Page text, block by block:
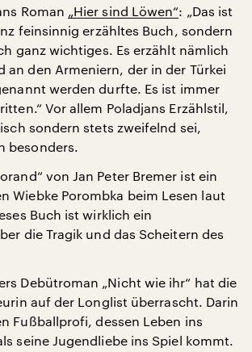
Roman „Hier sind Löwen“: „Das ist
feinsinnig erzähltes Buch, sondern
ganz wichtiges. Es erzählt nämlich
an den Armeniern, der in der Türkei
werden durfte. Es ist immer
Vor allem Poladjans Erzählstil,
sondern stets zweifelnd sei,
besonders.
von Jan Peter Bremer ist ein
Wiebke Porombka beim Lesen laut
Buch ist wirklich ein
die Tragik und das Scheitern des
Debütroman „Nicht wie ihr“ hat die
auf der Longlist überrascht. Darin
Fußballprofi, dessen Leben ins
seine Jugendliebe ins Spiel kommt.